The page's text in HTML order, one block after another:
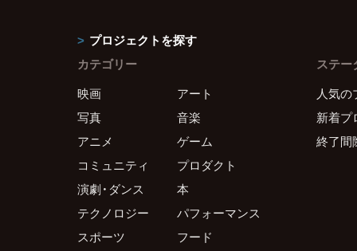
プロジェクトを探す
カテゴリー
映画
アート
写真
音楽
アニメ
ゲーム
コミュニティ
プロダクト
演劇・ダンス
本
テクノロジー
パフォーマンス
スポーツ
フード
ステー
人気の
新着プ
終了間